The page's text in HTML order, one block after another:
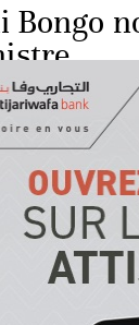
Bongo
sans
les